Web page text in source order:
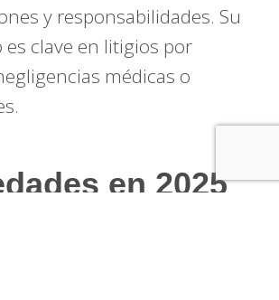
y responsabilidades. Su
es clave en litigios por
médicas o
en 2025